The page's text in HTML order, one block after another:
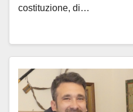
costituzione, di…